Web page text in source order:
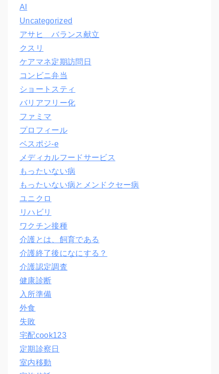
AI
Uncategorized
アサヒ バランス献立
クスリ
ケアマネ定期訪問日
コンビニ弁当
ショートスティ
バリアフリー化
ファミマ
プロフィール
ベスポジ-e
メディカルフードサービス
もったいない病
もったいない病とメンドクセー病
ユニクロ
リハビリ
ワクチン接種
介護とは、飼育である
介護終了後になにする？
介護認定調査
健康診断
入所準備
外食
失敗
宅配cook123
定期診察日
室内移動